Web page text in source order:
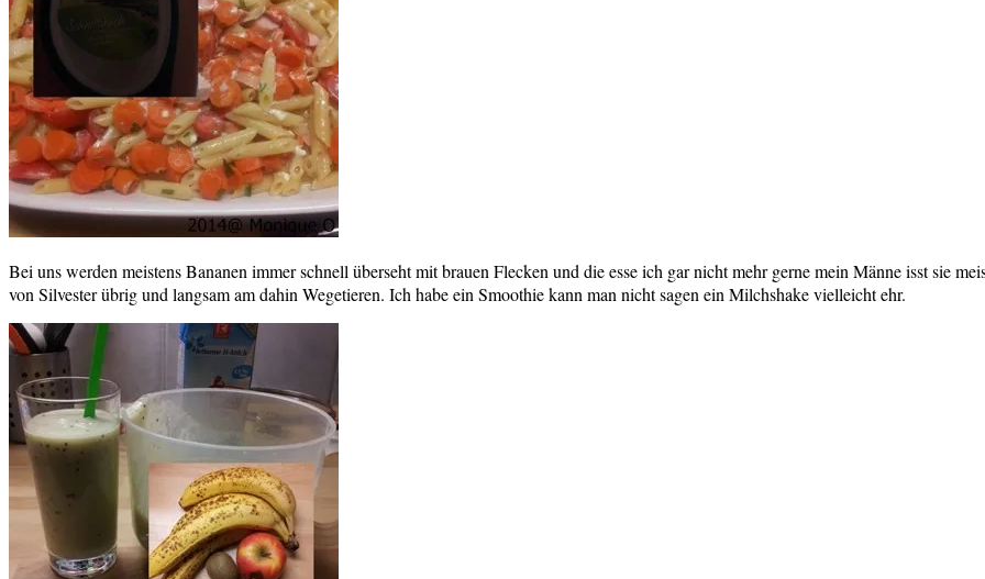
Bei uns werden meistens Bananen immer schnell überseht mit brauen Flecken und die esse ich gar nicht mehr gerne mein Männe isst sie
von Silvester übrig und langsam am dahin Wegetieren. Ich habe ein Smoothie kann man nicht sagen ein Milchshake vielleicht ehr.